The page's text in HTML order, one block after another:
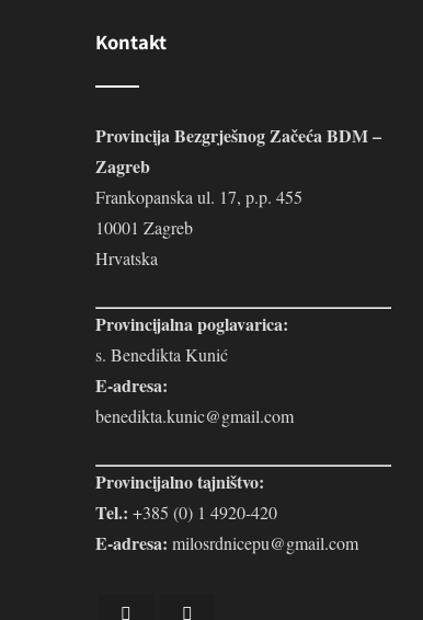
Kontakt
Provincija Bezgrješnog Začeća BDM –
Zagreb
Frankopanska ul. 17, p.p. 455
10001 Zagreb
Hrvatska
Provincijalna poglavarica:
s. Benedikta Kunić
E-adresa:
benedikta.kunic@gmail.com
Provincijalno tajništvo:
Tel.: +385 (0) 1 4920-420
E-adresa: milosrdnicepu@gmail.com